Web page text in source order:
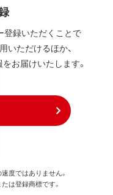
登録いただくことで
いただけるほか、
お届けいたします。
度ではありません。
は登録商標です。